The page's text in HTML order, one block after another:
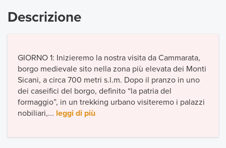
Descrizione
GIORNO 1: Inizieremo la nostra visita da Cammarata,
borgo medievale sito nella zona più elevata dei Monti
Sicani, a circa 700 metri s.l.m. Dopo il pranzo in uno
dei caseifici del borgo, definito “la patria del
formaggio”, in un trekking urbano visiteremo i palazzi
nobiliari,... leggi di più